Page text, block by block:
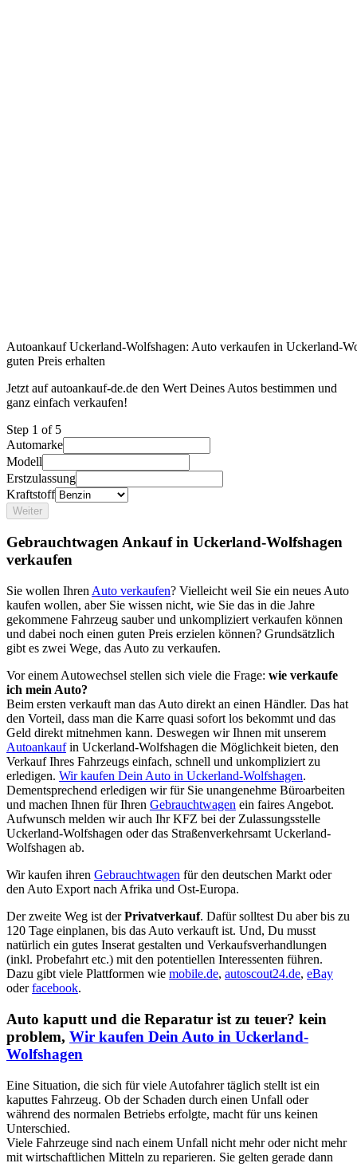
Autoankauf Uckerland-Wolfshagen: Auto verkaufen in Uckerland-
guten Preis erhalten
Jetzt auf autoankauf-de.de den Wert Deines Autos bestimmen und
ganz einfach verkaufen!
Step 1 of 5
Automarke
Modell
Erstzulassung
Kraftstoff
Weiter
Gebrauchtwagen Ankauf in Uckerland-Wolfshagen
verkaufen
Sie wollen Ihren Auto verkaufen? Vielleicht weil Sie ein neues Auto
kaufen wollen, aber Sie wissen nicht, wie Sie das in die Jahre
gekommene Fahrzeug sauber und unkompliziert verkaufen können
und dabei noch einen guten Preis erzielen können? Grundsätzlich
gibt es zwei Wege, das Auto zu verkaufen.
Vor einem Autowechsel stellen sich viele die Frage: wie verkaufe
ich mein Auto?
Beim ersten verkauft man das Auto direkt an einen Händler. Das hat
den Vorteil, dass man die Karre quasi sofort los bekommt und das
Geld direkt mitnehmen kann. Deswegen wir Ihnen mit unserem
Autoankaufin Uckerland-Wolfshagen die Möglichkeit bieten, den
Verkauf Ihres Fahrzeugs einfach, schnell und unkompliziert zu
erledigen. Wir kaufen Dein Auto in Uckerland-Wolfshagen.
Dementsprechend erledigen wir für Sie unangenehme Büroarbeiten
und machen Ihnen für Ihren Gebrauchtwagen ein faires Angebot.
Aufwunsch melden wir auch Ihr KFZ bei der Zulassungsstelle
Uckerland-Wolfshagen oder das Straßenverkehrsamt Uckerland-
Wolfshagen ab.
Wir kaufen ihren Gebrauchtwagen für den deutschen Markt oder
den Auto Export nach Afrika und Ost-Europa.
Der zweite Weg ist derPrivatverkauf. Dafür solltest Du aber bis zu
120 Tage einplanen, bis das Auto verkauft ist. Und, Du musst
natürlich ein gutes Inserat gestalten und Verkaufsverhandlungen
(inkl. Probefahrt etc.) mit den potentiellen Interessenten führen.
Dazu gibt viele Plattformen wie mobile.de, autoscout24.de, eBay
oderfacebook.
Auto kaputt und die Reparatur ist zu teuer? kein
problem, Wir kaufen Dein Auto in Uckerland-
Wolfshagen
Eine Situation, die sich für viele Autofahrer täglich stellt ist ein
kaputtes Fahrzeug. Ob der Schaden durch einen Unfall oder
während des normalen Betriebs erfolgte, macht für uns keinen
Unterschied.
Viele Fahrzeuge sind nach einem Unfall nicht mehr oder nicht mehr
mit wirtschaftlichen Mitteln zu reparieren. Sie gelten gerade dann